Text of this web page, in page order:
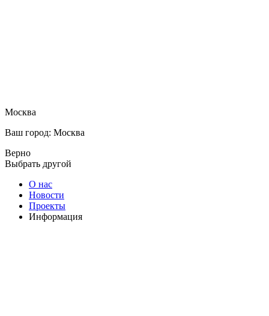
Москва
Ваш город: Москва
Верно
Выбрать другой
О нас
Новости
Проекты
Информация